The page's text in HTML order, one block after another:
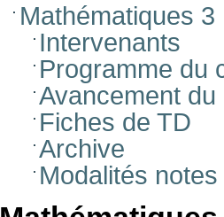
Mathématiques 3
Intervenants
Programme du
Avancement du
Fiches de TD
Archive
Modalités notes